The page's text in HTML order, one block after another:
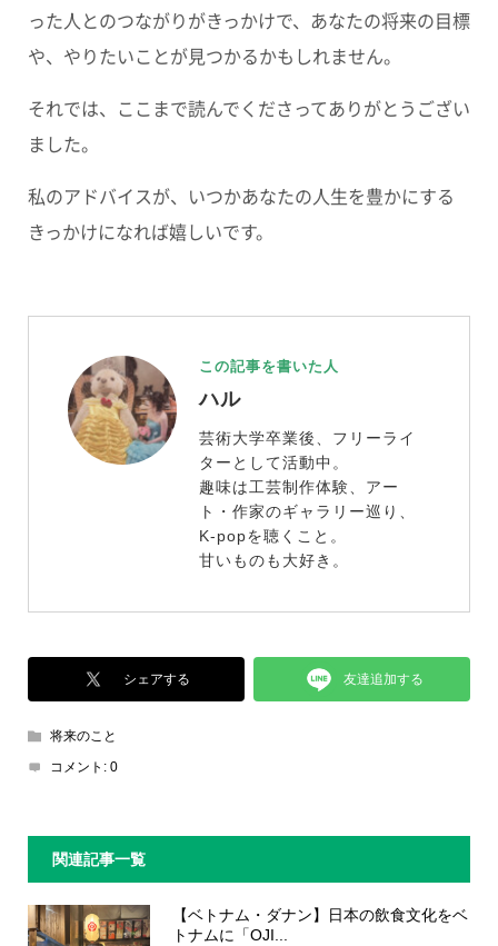
った人とのつながりがきっかけで、あなたの将来の目標
や、やりたいことが見つかるかもしれません。
それでは、ここまで読んでくださってありがとうござい
ました。
私のアドバイスが、いつかあなたの人生を豊かにする
きっかけになれば嬉しいです。
この記事を書いた人
ハル
芸術大学卒業後、フリーライ
ターとして活動中。
趣味は工芸制作体験、アー
ト・作家のギャラリー巡り、
K-popを聴くこと。
甘いものも大好き。
シェアする 友達追加する
将来のこと
コメント: 0
関連記事一覧
【ベトナム・ダナン】日本の飲食文化をベ
トナムに「OJI...